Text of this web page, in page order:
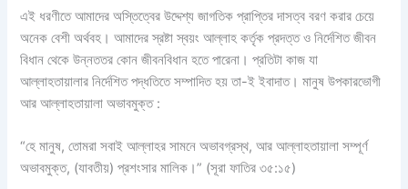
এই ধরণীতে আমাদের অস্তিত্বের উদ্দেশ্য জাগতিক প্রাপ্তির দাসত্ব বরণ করার চেয়ে
অনেক বেশী অর্থবহ। আমাদের স্রষ্টা স্বয়ং আল্লাহ কর্তৃক প্রদত্ত ও নির্দেশিত জীবন
বিধান থেকে উন্নততর কোন জীবনবিধান হতে পারেনা। প্রতিটা কাজ যা
আল্লাহতায়ালার নির্দেশিত পদ্ধতিতে সম্পাদিত হয় তা-ই ইবাদাত। মানুষ উপকারভোগী
আর আল্লাহতায়ালা অভাবমুক্ত :
“হে মানুষ, তোমরা সবাই আল্লাহর সামনে অভাবগ্রস্থ, আর আল্লাহতায়ালা সম্পূর্ণ
অভাবমুক্ত, (যাবতীয়) প্রশংসার মালিক।” (সূরা ফাতির ৩৫:১৫)